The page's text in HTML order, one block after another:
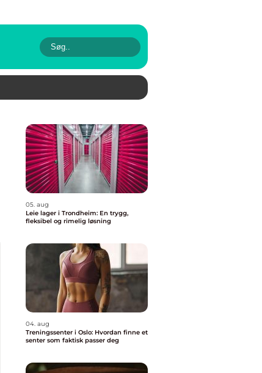
05. aug
Leie lager i Trondheim: En trygg,
fleksibel og rimelig løsning
04. aug
Treningssenter i Oslo: Hvordan finne et
senter som faktisk passer deg